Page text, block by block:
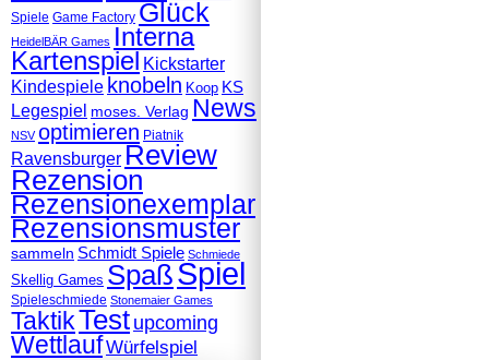
Spiele Game Factory Glück
HeidelBÄR Games Interna
Kartenspiel Kickstarter
Kindespiele knobeln Koop KS
Legespiel moses. Verlag News
NSV optimieren Piatnik
RavensburgerReview
Rezension
Rezensionexemplar
Rezensionsmuster
sammeln Schmidt Spiele Schmiede
Skellig Games SpaßSpiel
Spieleschmiede Stonemaier Games
TaktikTest upcoming
WettlaufWürfelspiel